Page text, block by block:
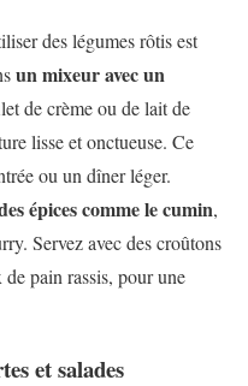
des légumes rôtis est
un mixeur avec un
de crème ou de lait de
lisse et onctueuse. Ce
ou un dîner léger.
épices comme le cumin,
Servez avec des croûtons
pain rassis, pour une
et salades